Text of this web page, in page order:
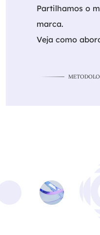
Partilhamos o
marca.
Veja como